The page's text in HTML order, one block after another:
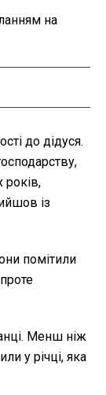
на
до дідуся.
із
помітили
Менш ніж
у річці, яка